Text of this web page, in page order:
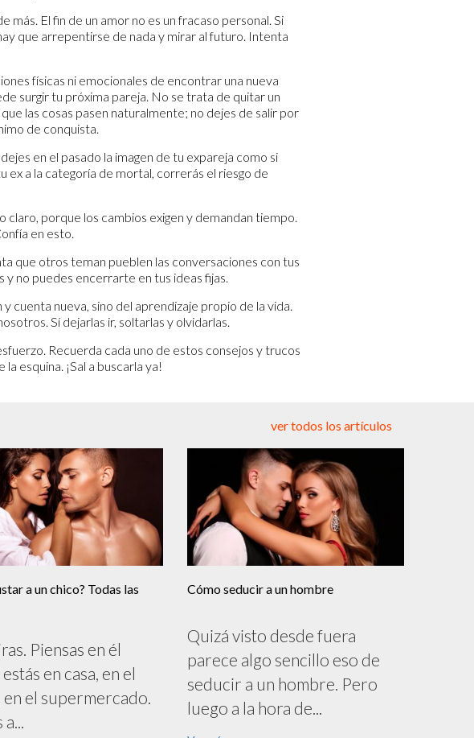
más. El fin de un amor no es un fracaso personal. Si
que arrepentirse de nada y mirar al futuro. Intenta
físicas ni emocionales de encontrar una nueva
surgir tu próxima pareja. No se trata de quitar un
las cosas pasen naturalmente; no dejes de salir por
de conquista.
en el pasado la imagen de tu expareja como si
ex a la categoría de mortal, correrás el riesgo de
claro, porque los cambios exigen y demandan tiempo.
en esto.
que otros teman pueblen las conversaciones con tus
no puedes encerrarte en tus ideas fijas.
cuenta nueva, sino del aprendizaje propio de la vida.
Sí dejarlas ir, soltarlas y olvidarlas.
Recuerda cada uno de estos consejos y trucos
esquina. ¡Sal a buscarla ya!
ver todos los artículos
a un chico? Todas las
Piensas en él
en casa, en el
el supermercado.
Cómo seducir a un hombre
Quizá visto desde fuera
parece algo sencillo eso de
seducir a un hombre. Pero
luego a la hora de...